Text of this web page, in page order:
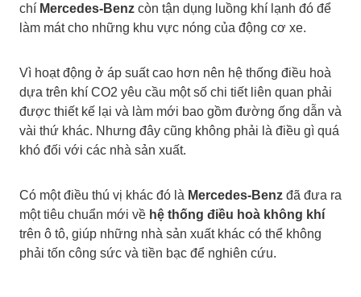
chí Mercedes-Benz còn tận dụng luồng khí lạnh đó để
làm mát cho những khu vực nóng của động cơ xe.
Vì hoạt động ở áp suất cao hơn nên hệ thống điều hoà
dựa trên khí CO2 yêu cầu một số chi tiết liên quan phải
được thiết kế lại và làm mới bao gồm đường ống dẫn và
vài thứ khác. Nhưng đây cũng không phải là điều gì quá
khó đối với các nhà sản xuất.
Có một điều thú vị khác đó là Mercedes-Benz đã đưa ra
một tiêu chuẩn mới về hệ thống điều hoà không khí
trên ô tô, giúp những nhà sản xuất khác có thể không
phải tốn công sức và tiền bạc để nghiên cứu.